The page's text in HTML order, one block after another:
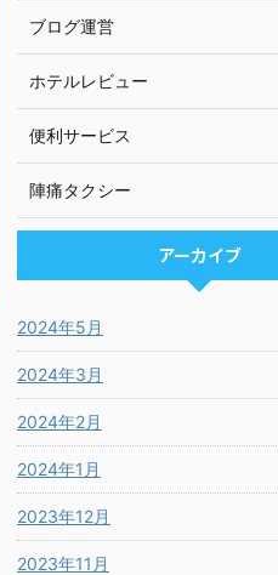
ブログ運営
ホテルレビュー
便利サービス
陣痛タクシー
アーカイブ
2024年5月
2024年3月
2024年2月
2024年1月
2023年12月
2023年11月